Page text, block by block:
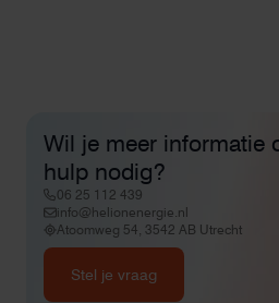
Wil je meer informatie
hulp nodig?
06 25 112 439
info@helionenergie.nl
Atoomweg 54, 3542 AB Utrecht
Stel je vraag